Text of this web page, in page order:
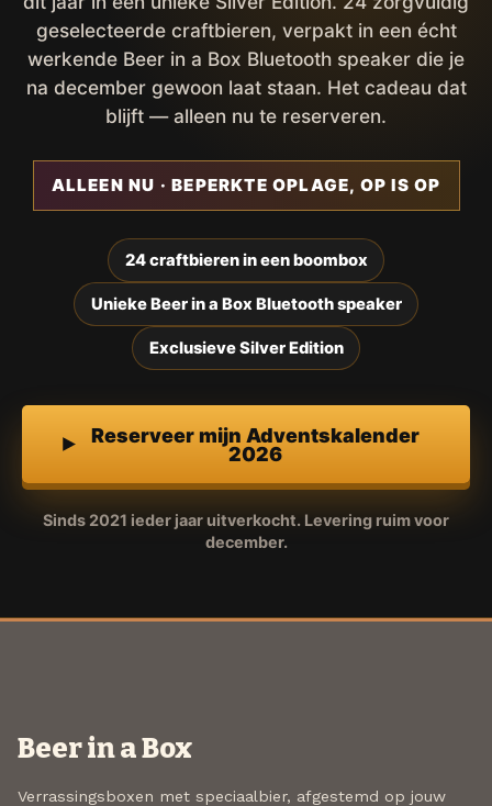
geselecteerde craftbieren, verpakt in een écht
werkende Beer in a Box Bluetooth speaker die je
na december gewoon laat staan. Het cadeau dat
blijft — alleen nu te reserveren.
ALLEEN NU · BEPERKTE OPLAGE, OP IS OP
24 craftbieren in een boombox
Unieke Beer in a Box Bluetooth speaker
Exclusieve Silver Edition
Reserveer mijn Adventskalender
2026
Sinds 2021 ieder jaar uitverkocht. Levering ruim voor
december.
Beer in a Box
Verrassingsboxen met speciaalbier, afgestemd op jouw